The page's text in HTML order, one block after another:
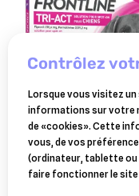
FRONTLINE
frontline tri-act
40 kg 3 pipettes
23 €
contrôlez
Lorsque vous visitez
informations sur votre
de «cookies». Cette
vous, de vos
(ordinateur, tablette ou
faire fonctionner le